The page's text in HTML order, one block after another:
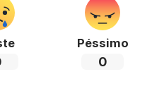
Péssimo
0